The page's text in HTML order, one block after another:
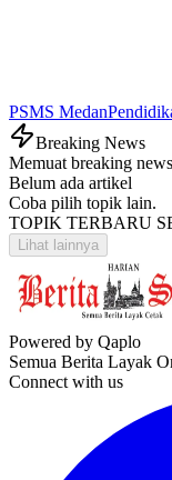
PSMS Medan
Breaking News
Memuat breaking
Belum ada artikel
Coba pilih topik lain.
TOPIK TERBARU
Lihat lainnya
Powered by Qaplo
Semua Berita Layak
Connect with us